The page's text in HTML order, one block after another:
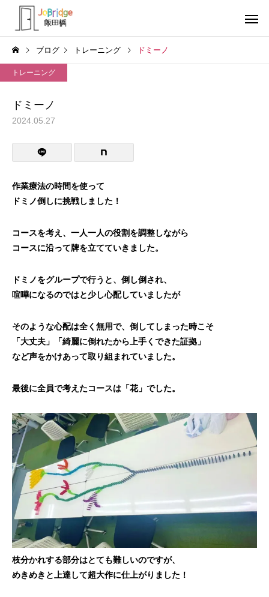
利用者の声
働き続けるための土台
ブログ トレーニング ドミーノ
トレーニング
ドミーノ
2024.05.27
作業療法の時間を使って
ドミノ倒しに挑戦しました！
コースを考え、一人一人の役割を調整しながら
コースに沿って牌を立てていきました。
ドミノをグループで行うと、倒し倒され、
喧嘩になるのではと少し心配していましたが
そのような心配は全く無用で、倒してしまった時こそ
「大丈夫」「綺麗に倒れたから上手くできた証拠」
など声をかけあって取り組まれていました。
最後に全員で考えたコースは「花」でした。
枝分かれする部分はとても難しいのですが、
めきめきと上達して超大作に仕上がりました！